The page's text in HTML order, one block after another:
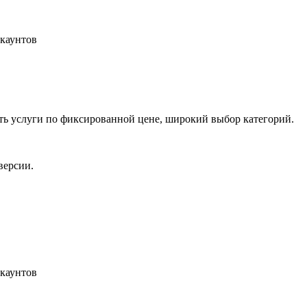
услуги по фиксированной цене, широкий выбор категорий.